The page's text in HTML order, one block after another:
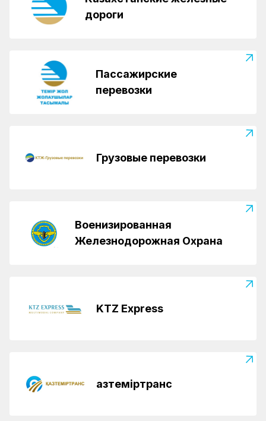
дороги
Пассажирские
перевозки
Грузовые перевозки
Военизированная
Железнодорожная Охрана
KTZ Express
Қазтеміртранс